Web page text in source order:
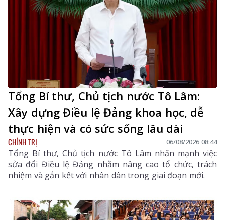
Tổng Bí thư, Chủ tịch nước Tô Lâm:
Xây dựng Điều lệ Đảng khoa học, dễ
thực hiện và có sức sống lâu dài
CHÍNH TRỊ 06/08/2026 08:44
Tổng Bí thư, Chủ tịch nước Tô Lâm nhấn mạnh việc
sửa đổi Điều lệ Đảng nhằm nâng cao tổ chức, trách
nhiệm và gắn kết với nhân dân trong giai đoạn mới.